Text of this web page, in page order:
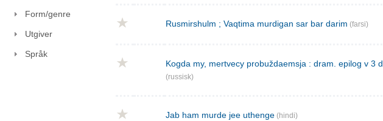
Form/genre
Utgiver
Språk
Rusmirshulm ; Vaqtima murdigan sar bar darim (farsi)
Kogda my, mertvecy probuždaemsja : dram. epilog v 3 d
(russisk)
Jab ham murde jee uthenge (hindi)